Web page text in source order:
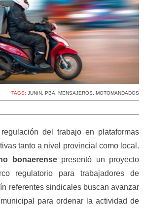
TAGS: JUNíN, PBA, MENSAJEROS, MOTOMANDADOS
del trabajo en plataformas
tanto a nivel provincial como local.
bonaerensepresentó un proyecto
regulatorio para trabajadores de
referentes sindicales buscan avanzar
para ordenar la actividad de